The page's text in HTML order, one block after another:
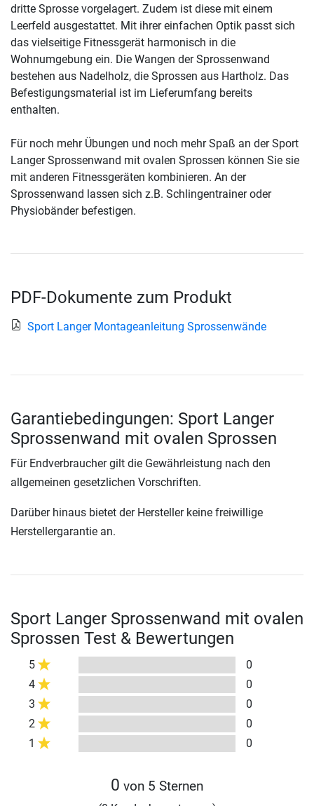
dritte Sprosse vorgelagert. Zudem ist diese mit einem
Leerfeld ausgestattet. Mit ihrer einfachen Optik passt sich
das vielseitige Fitnessgerät harmonisch in die
Wohnumgebung ein. Die Wangen der Sprossenwand
bestehen aus Nadelholz, die Sprossen aus Hartholz. Das
Befestigungsmaterial ist im Lieferumfang bereits
enthalten.
Für noch mehr Übungen und noch mehr Spaß an der Sport
Langer Sprossenwand mit ovalen Sprossen können Sie sie
mit anderen Fitnessgeräten kombinieren. An der
Sprossenwand lassen sich z.B. Schlingentrainer oder
Physiobänder befestigen.
PDF-Dokumente zum Produkt
Sport Langer Montageanleitung Sprossenwände
Garantiebedingungen: Sport Langer
Sprossenwand mit ovalen Sprossen
Für Endverbraucher gilt die Gewährleistung nach den
allgemeinen gesetzlichen Vorschriften.
Darüber hinaus bietet der Hersteller keine freiwillige
Herstellergarantie an.
Sport Langer Sprossenwand mit ovalen
Sprossen Test & Bewertungen
5
0
4
0
3
0
2
0
1
0
0 von 5 Sternen